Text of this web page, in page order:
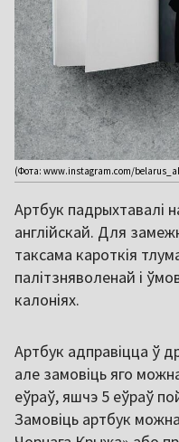
(Фота: www.instagram.com/
Артбук падрыхтавалі
англійскай. Для
таксама кароткія
палітзняволенай і
калоніях.
Артбук адправіцца ў
але замовіць яго
еўраў, яшчэ 5 еўраў
Замовіць артбук